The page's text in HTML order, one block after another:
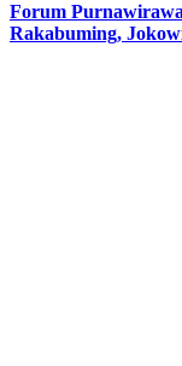
Forum
Rakabuming,